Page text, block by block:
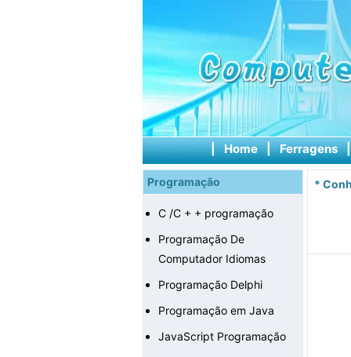
| Home | Ferragens
Programação
C /C + + programação
Programação De
Computador Idiomas
Programação Delphi
Programação em Java
JavaScript Programação
*